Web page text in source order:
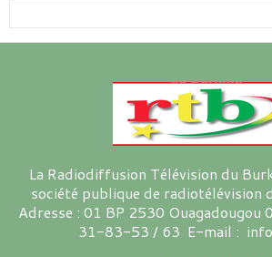
La Radiodiffusion Télévision du
société publique de radiotélévision
Adresse : 01 BP 2530 Ouagadougou
31-83-53 / 63 E-mail :